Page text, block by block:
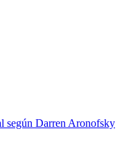
según Darren Aronofsky